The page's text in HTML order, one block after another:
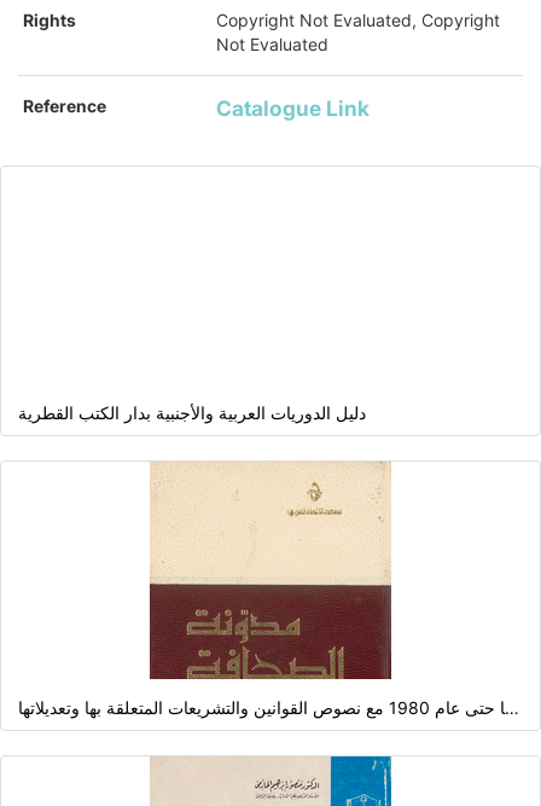
Rights
Copyright Not Evaluated, Copyright
Not Evaluated
Reference Catalogue Link
دليل الدوريات العربية والأجنبية بدار الكتب القطرية
مدونة الصحافة العربية: سجل شامل للصحف (الدوريات) العربية منذ نشأتها حتى عام 1980 مع نصوص القوانين والتشريعات المتعلقة بها وتعديلاتها